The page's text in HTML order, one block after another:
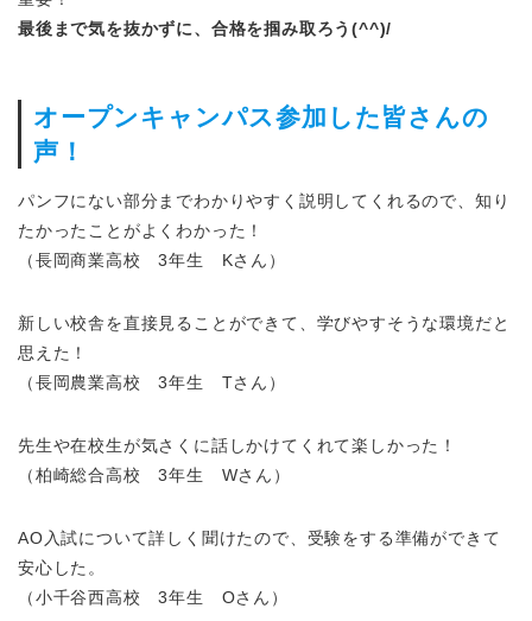
最後まで気を抜かずに、合格を掴み取ろう(^^)/
オープンキャンパス参加した皆さんの
声！
パンフにない部分までわかりやすく説明してくれるので、知り
たかったことがよくわかった！
（長岡商業高校 3年生 Kさん）
新しい校舎を直接見ることができて、学びやすそうな環境だと
思えた！
（長岡農業高校 3年生 Tさん）
先生や在校生が気さくに話しかけてくれて楽しかった！
（柏崎総合高校 3年生 Wさん）
AO入試について詳しく聞けたので、受験をする準備ができて
安心した。
（小千谷西高校 3年生 Oさん）